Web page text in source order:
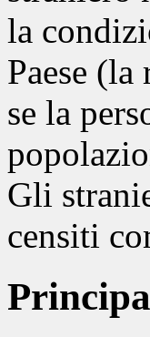
la
Paese
se la
Gli
censiti